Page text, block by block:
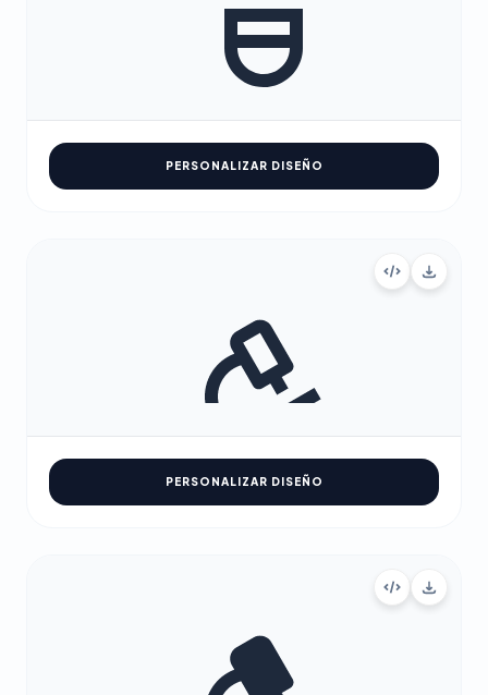
PERSONALIZAR DISEÑO
PERSONALIZAR DISEÑO